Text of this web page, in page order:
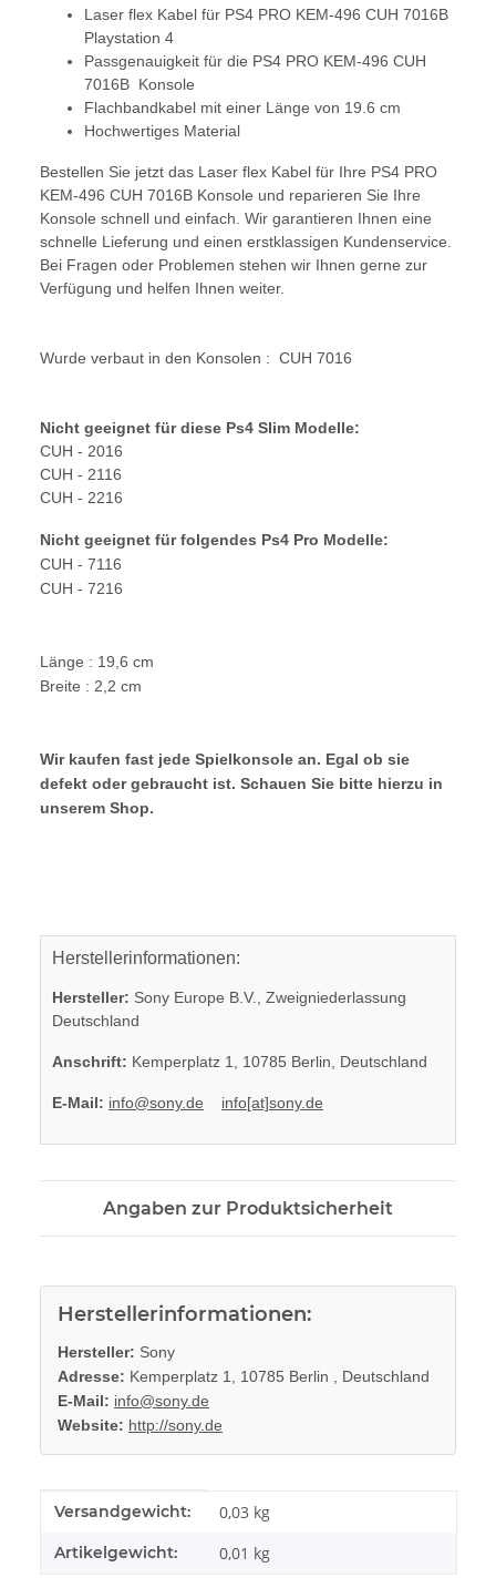
Laser flex Kabel für PS4 PRO KEM-496 CUH 7016B
Playstation 4
Passgenauigkeit für die PS4 PRO KEM-496 CUH
7016B Konsole
Flachbandkabel mit einer Länge von 19.6 cm
Hochwertiges Material
Bestellen Sie jetzt das Laser flex Kabel für Ihre PS4 PRO
KEM-496 CUH 7016B Konsole und reparieren Sie Ihre
Konsole schnell und einfach. Wir garantieren Ihnen eine
schnelle Lieferung und einen erstklassigen Kundenservice.
Bei Fragen oder Problemen stehen wir Ihnen gerne zur
Verfügung und helfen Ihnen weiter.
Wurde verbaut in den Konsolen : CUH 7016
Nicht geeignet für diese Ps4 Slim Modelle:
CUH - 2016
CUH - 2116
CUH - 2216
Nicht geeignet für folgendes Ps4 Pro Modelle:
CUH - 7116
CUH - 7216
Länge : 19,6 cm
Breite : 2,2 cm
Wir kaufen fast jede Spielkonsole an. Egal ob sie
defekt oder gebraucht ist. Schauen Sie bitte hierzu in
unserem Shop.
Herstellerinformationen:
Hersteller: Sony Europe B.V., Zweigniederlassung
Deutschland
Anschrift: Kemperplatz 1, 10785 Berlin, Deutschland
E-Mail: info@sony.de info[at]sony.de
Angaben zur Produktsicherheit
Herstellerinformationen:
Hersteller: Sony
Adresse: Kemperplatz 1, 10785 Berlin , Deutschland
E-Mail: info@sony.de
Website: http://sony.de
Produkteigenschaft
Wert
Versandgewicht: 0,03 kg
Artikelgewicht: 0,01 kg